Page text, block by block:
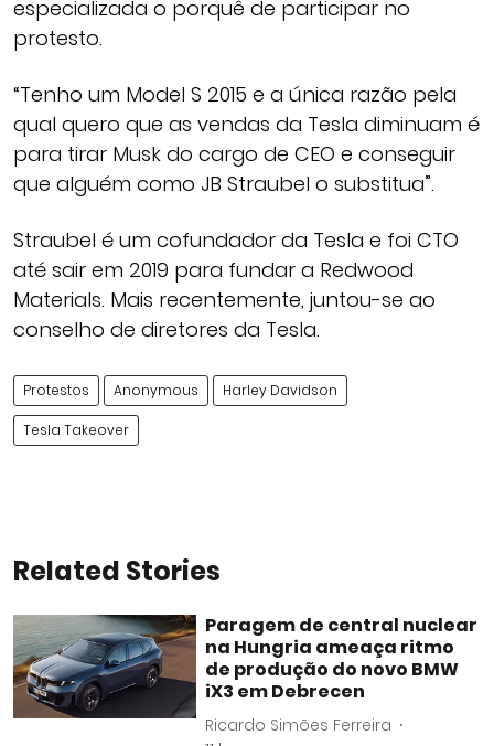
especializada o porquê de participar no
protesto.
“Tenho um Model S 2015 e a única razão pela
qual quero que as vendas da Tesla diminuam é
para tirar Musk do cargo de CEO e conseguir
que alguém como JB Straubel o substitua”.
Straubel é um cofundador da Tesla e foi CTO
até sair em 2019 para fundar a Redwood
Materials. Mais recentemente, juntou-se ao
conselho de diretores da Tesla.
Protestos Anonymous Harley Davidson
Tesla Takeover
Related Stories
Paragem de central nuclear
na Hungria ameaça ritmo
de produção do novo BMW
iX3 em Debrecen
Ricardo Simões Ferreira